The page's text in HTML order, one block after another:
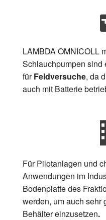
LAMBDA OMNICOLL
Schlauchpumpen sind
fürFeldversuche, da
auch mit Batterie
Für Pilotanlagen und
Anwendungen im
Bodenplatte des
werden, um auch sehr
Behälter einzusetzen.